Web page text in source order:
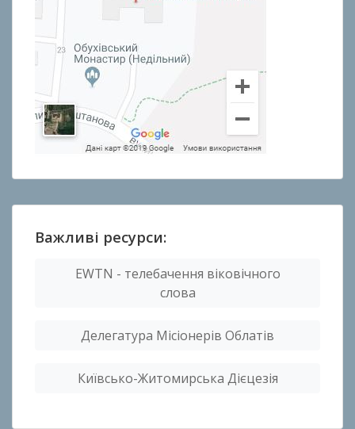
Важливі ресурси:
EWTN - телебачення віковічного
слова
Делегатура Місіонерів Облатів
Київсько-Житомирська Дієцезія